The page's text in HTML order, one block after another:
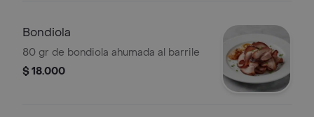
Bondiola
80 gr de bondiola ahumada al barrile
$ 18.000